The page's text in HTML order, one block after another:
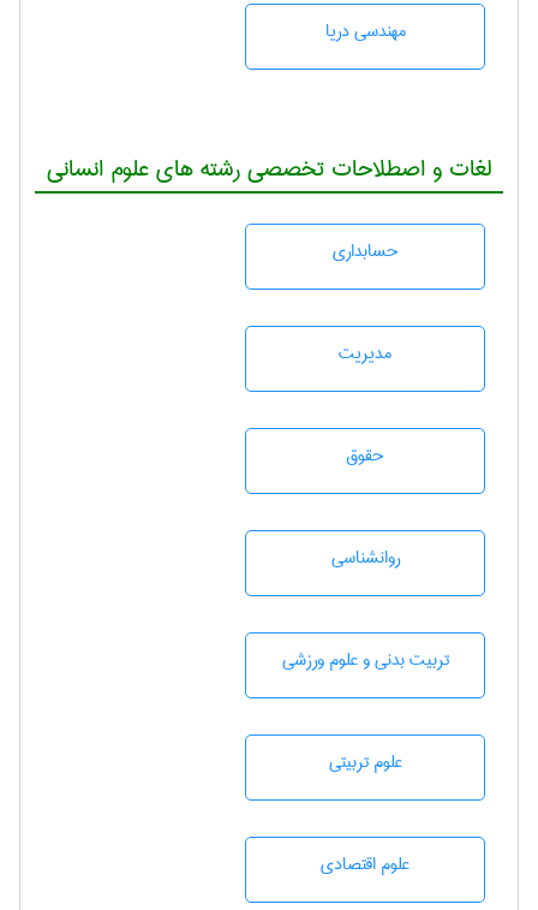
مهندسی دریا
لغات و اصطلاحات تخصصی رشته های علوم انسانی
حسابداری
مديريت
حقوق
روانشناسی
تربيت بدنی و علوم ورزشی
علوم تربيتی
علوم اقتصادی